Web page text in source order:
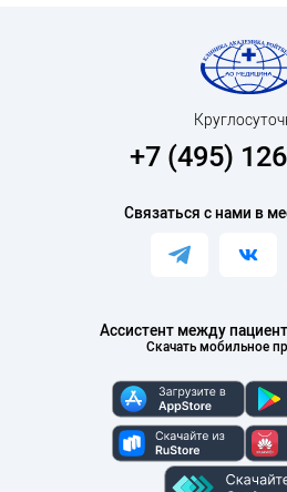
Ассистент между
Скачать мобильное
+7 (495)
Связаться с нами в